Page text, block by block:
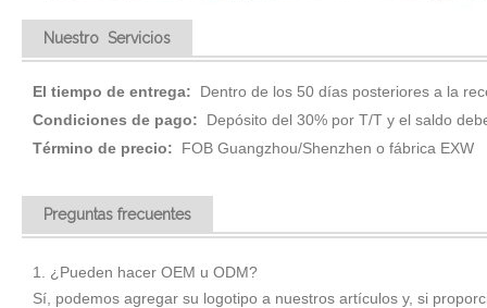
Nuestro Servicios
El tiempo de entrega: Dentro de los 50 días posteriores a la
Condiciones de pago: Depósito del 30% por T/T y el saldo
Término de precio: FOB Guangzhou/Shenzhen o fábrica EXW
Preguntas frecuentes
1. ¿Pueden hacer OEM u ODM?
Sí, podemos agregar su logotipo a nuestros artículos y, si